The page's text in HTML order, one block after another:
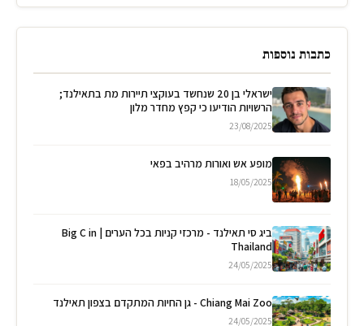
כתבות נוספות
ישראלי בן 20 שנחשד בעוקצי תיירות מת בתאילנד;
הרשויות הודיעו כי קפץ מחדר מלון
23/08/2025
מופע אש ואורות מרהיב בפאי
18/05/2025
ביג סי תאילנד - מרכזי קניות בכל הערים | Big C in
Thailand
24/05/2025
Chiang Mai Zoo - גן החיות המתקדם בצפון תאילנד
24/05/2025